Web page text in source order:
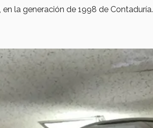
, en la generación de 1998 de Contaduría.